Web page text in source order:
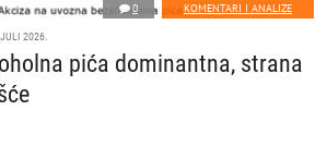
0 KOMENTARI I ANALIZE
2026.
pića dominantna, strana